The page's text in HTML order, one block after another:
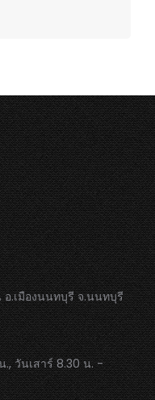
อ.เมืองนนทบุรี จ.นนทบุรี
วันเสาร์ 8.30 น. -